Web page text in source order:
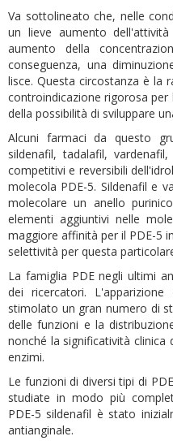
Va sottolineato che, nelle
un lieve aumento
aumento della
conseguenza, una
lisce. Questa circostanza è la
controindicazione rigorosa
della possibilità di sviluppare
Alcuni farmaci da questo
sildenafil, tadalafil,
competitivi e reversibili
molecola PDE-5. Sildenafil e
molecolare un anello
elementi aggiuntivi nelle
maggiore affinità per il PDE-5
selettività per questa
La famiglia PDE negli ultimi
dei ricercatori.
stimolato un gran numero di
delle funzioni e la
nonché la significatività
enzimi.
Le funzioni di diversi tipi di
studiate in modo più
PDE-5 sildenafil è stato
antianginale.